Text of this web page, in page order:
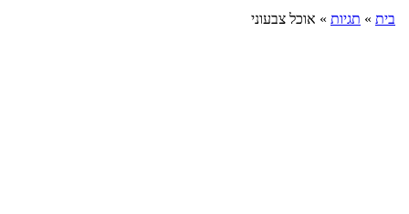
בית » תגיות » אוכל צבעוני